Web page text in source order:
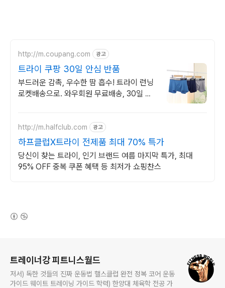
http://m.coupang.com 광고
트라이 쿠팡 30일 안심 반품
부드러운 감촉, 우수한 땀 흡수! 트라이 런닝
로켓배송으로. 와우회원 무료배송, 30일 안
http://m.halfclub.com 광고
하프클럽X트라이 전제품 최대 70% 특가
당신이 찾는 트라이, 인기 브랜드 여름 마지막 특가, 최대
95% OFF 중복 쿠폰 혜택 등 최저가 쇼핑찬스
트레이너강 피트니스월드
저서) 독한 것들의 진짜 운동법 핼스클럽 완전 정복 코어 운동
가이드 웨이트 트레이닝 가이드 학력) 한양대 체육학 전공 가